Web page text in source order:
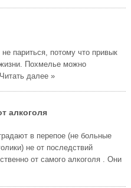
париться, потому что привык
Похмелье можно
Читать далее »
алкоголя
в перепое (не больные
не от последствий
от самого алкоголя . Они